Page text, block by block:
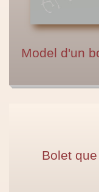
Model d'un
Bolet